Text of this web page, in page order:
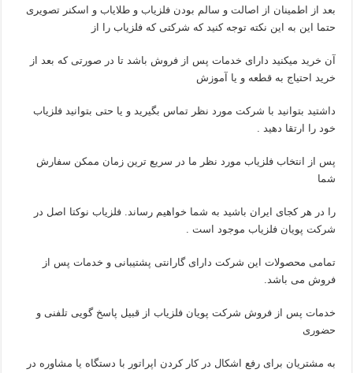
بعد از اطمینان از اصالت و سالم بودن فلزیاب و طلایاب و اسکنر تصویری
حتما این به این نکته توجه کنید که شرکتی که فلزیاب را از
آن خرید میکنید دارای خدمات پس از فروش باشد تا در صورتی که بعد از
خرید احتیاج به قطعه و یا آموزش
داشتید بتوانید با شرکت مورد نظر تماس بگیرید و یا حتی بتوانید فلزیاب
خود را ارتقا دهید .
پس از انتخاب فلزیاب مورد نظر ما در سریع ترین زمان ممکن سفارش
شما
را در هر کجای ایران باشید به شما خواهیم رساند. فلزیاب نوکتا اصل در
شرکت پویان فلزیاب موجود است .
تمامی محصولات این شرکت دارای گارانتی پشتیبانی و خدمات پس از
فروش می باشد.
خدمات پس از فروش شرکت پویان فلزیاب از قبیل پاسخ گویی تلفنی و
حضوری
به مشتریان برای رفع اشکال در کار کردن اپراتور با دستگاه یا مشاوره در